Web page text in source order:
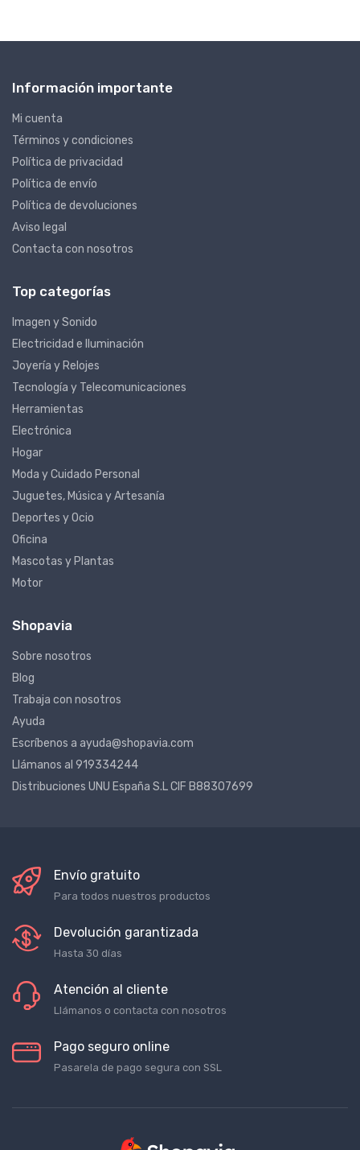
Información importante
Mi cuenta
Términos y condiciones
Política de privacidad
Política de envío
Política de devoluciones
Aviso legal
Contacta con nosotros
Top categorías
Imagen y Sonido
Electricidad e Iluminación
Joyería y Relojes
Tecnología y Telecomunicaciones
Herramientas
Electrónica
Hogar
Moda y Cuidado Personal
Juguetes, Música y Artesanía
Deportes y Ocio
Oficina
Mascotas y Plantas
Motor
Shopavia
Sobre nosotros
Blog
Trabaja con nosotros
Ayuda
Escríbenos a ayuda@shopavia.com
Llámanos al 919334244
Distribuciones UNU España S.L CIF B88307699
Envío gratuito
Para todos nuestros productos
Devolución garantizada
Hasta 30 días
Atención al cliente
Llámanos o contacta con nosotros
Pago seguro online
Pasarela de pago segura con SSL